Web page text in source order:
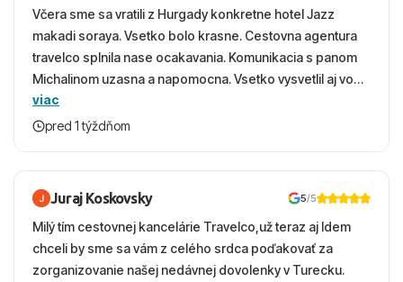
Včera sme sa vratili z Hurgady konkretne hotel Jazz
makadi soraya. Vsetko bolo krasne. Cestovna agentura
travelco splnila nase ocakavania. Komunikacia s panom
Michalinom uzasna a napomocna. Vsetko vysvetlil aj vo
vecernych hodinach zaco sa ospravedlnujem. Hotel
krasny, cisty. Sluzby top. Strava, prostredie, more,
viac
pred 1 týždňom
Juraj Koskovsky 5/5
Milý tím cestovnej kancelárie Travelco,už teraz aj Idem
chceli by sme sa vám z celého srdca poďakovať za
zorganizovanie našej nedávnej dovolenky v Turecku.